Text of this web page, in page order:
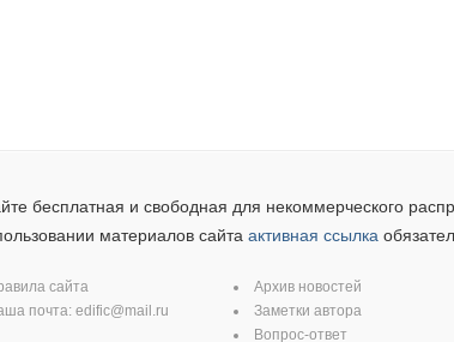
бесплатная и свободная для некоммерческого
материалов сайта активная ссылка
сайта
почта: edific@mail.ru
Архив новостей
Заметки автора
Вопрос-ответ